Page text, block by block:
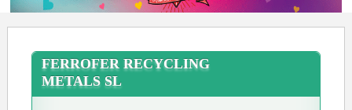
FERROFER RECYCLING
METALS SL